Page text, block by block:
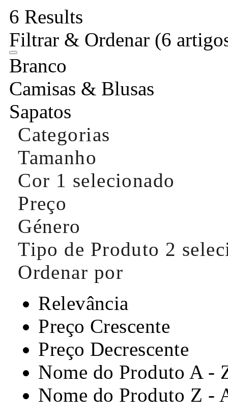
6 Results
Filtrar & Ordenar (6
Branco
Camisas & Blusas
Sapatos
Categorias
Tamanho
Cor 1 selecionado
Preço
Género
Tipo de Produto 2
Ordenar por
Relevância
Preço Crescente
Preço Decrescente
Nome do Produto A -
Nome do Produto Z -